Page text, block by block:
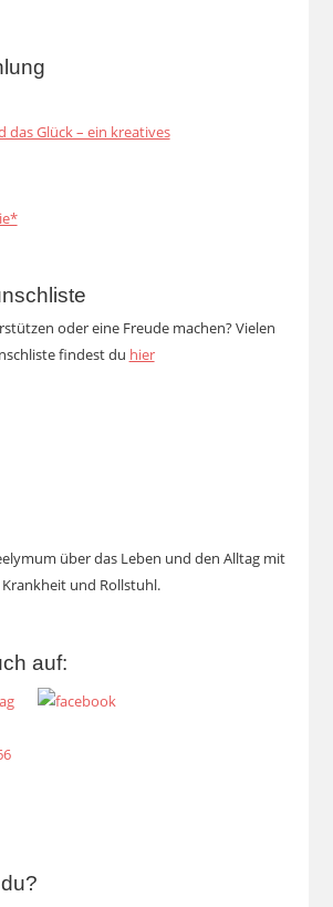
das Glück – ein kreatives
oder eine Freude machen? Vielen
findest du hier
über das Leben und den Alltag mit
und Rollstuhl.
auf: